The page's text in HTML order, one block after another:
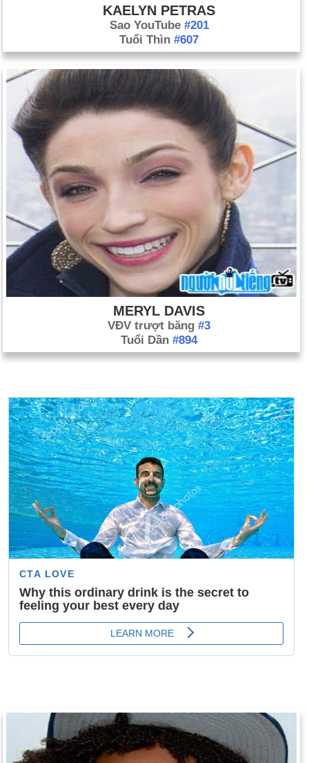
KAELYN PETRAS
Sao YouTube #201
Tuổi Thìn #607
MERYL DAVIS
VĐV trượt băng #3
Tuổi Dần #894